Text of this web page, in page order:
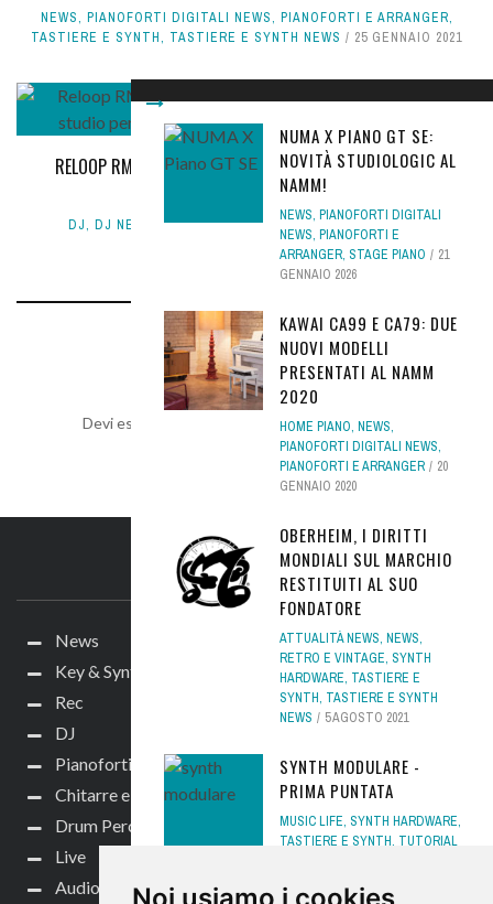
NEWS, PIANOFORTI DIGITALI NEWS, PIANOFORTI E ARRANGER,
TASTIERE E SYNTH, TASTIERE E SYNTH NEWS 25 GENNAIO 2021
RELOOP RMX-44 BT, NUOVO MIXER PER DJ BLUETOOTH A
QUATTRO CANALI
DJ, DJ NEWS HARDWARE DJ, NEWS 12 GENNAIO 2021
LEAVE A REPLY
Devi essere per inviare un commento.
NUMA X PIANO GT SE:
NOVITÀ STUDIOLOGIC AL
NAMM!
NEWS, PIANOFORTI DIGITALI
NEWS, PIANOFORTI E
ARRANGER, STAGE PIANO
21
GENNAIO 2026
KAWAI CA99 E CA79: DUE
NUOVI MODELLI
PRESENTATI AL NAMM
2020
HOME PIANO, NEWS,
PIANOFORTI DIGITALI NEWS,
PIANOFORTI E ARRANGER
20
GENNAIO 2020
OBERHEIM, I DIRITTI
MONDIALI SUL MARCHIO
RESTITUITI AL SUO
FONDATORE
ATTUALITÀ NEWS, NEWS,
RETRO E VINTAGE, SYNTH
HARDWARE, TASTIERE E
SYNTH, TASTIERE E SYNTH
NEWS
5 AGOSTO 2021
SYNTH MODULARE -
PRIMA PUNTATA
MUSIC LIFE, SYNTH HARDWARE,
TASTIERE E SYNTH, TUTORIAL
IL SITO
News
Key & Synth
Rec
DJ
Pianoforti e Arranger
Chitarre e bassi
Drum Perc
Live
Audio per video